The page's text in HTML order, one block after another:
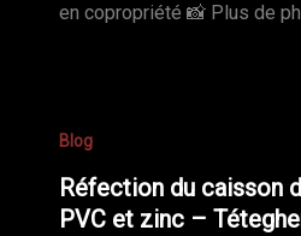
en copropriété 📸 Plus de
Blog
Réfection du caisson
PVC et zinc –